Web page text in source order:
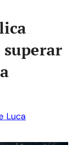
superar
Luca